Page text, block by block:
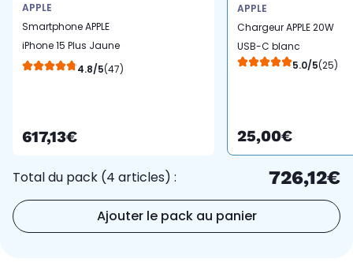
APPLE
Smartphone APPLE
iPhone 15 Plus Jaune
128Go 5G
4.8/5(47)
617,13€
APPLE
Chargeur APPLE 20W
USB-C blanc
5.0/5(25)
25,00€
Total du pack (4 articles) : 726,12€
Ajouter le pack au panier